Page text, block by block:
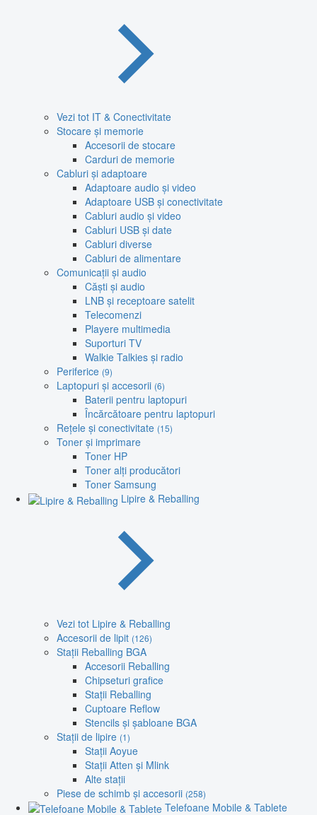
Vezi tot IT & Conectivitate
Stocare și memorie
Accesorii de stocare
Carduri de memorie
Cabluri și adaptoare
Adaptoare audio și video
Adaptoare USB și conectivitate
Cabluri audio și video
Cabluri USB și date
Cabluri diverse
Cabluri de alimentare
Comunicații și audio
Căști și audio
LNB și receptoare satelit
Telecomenzi
Playere multimedia
Suporturi TV
Walkie Talkies și radio
Periferice (9)
Laptopuri și accesorii (6)
Baterii pentru laptopuri
Încărcătoare pentru laptopuri
Rețele și conectivitate (15)
Toner și imprimare
Toner HP
Toner alți producători
Toner Samsung
Lipire & Reballing
Vezi tot Lipire & Reballing
Accesorii de lipit (126)
Stații Reballing BGA
Accesorii Reballing
Chipseturi grafice
Stații Reballing
Cuptoare Reflow
Stencils și șabloane BGA
Stații de lipire (1)
Stații Aoyue
Stații Atten și Mlink
Alte stații
Piese de schimb și accesorii (258)
Telefoane Mobile & Tablete